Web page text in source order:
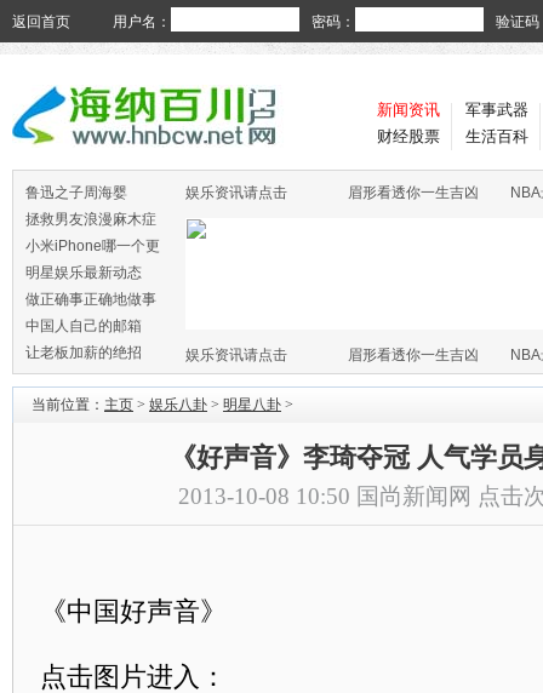
返回首页 用户名： 密码： 验证码
新闻资讯
财经股票
军事武器
生活百科
鲁迅之子周海婴
拯救男友浪漫麻木症
小米iPhone哪一个更
火
明星娱乐最新动态
做正确事正确地做事
中国人自己的邮箱
让老板加薪的绝招
娱乐资讯请点击 眉形看透你一生吉凶
娱乐资讯请点击 眉形看透你一生吉凶
当前位置： 主页 > 娱乐八卦 > 明星八卦 >
《好声音》李琦夺冠 人气学员
2013-10-08 10:50 国尚新闻网 点击
《中国好声音》
点击图片进入：